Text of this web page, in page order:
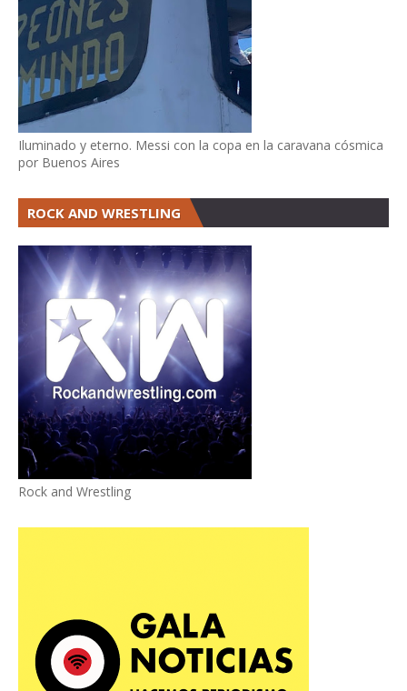
Iluminado y eterno. Messi con la copa en la caravana cósmica
por Buenos Aires
ROCK AND WRESTLING
Rock and Wrestling